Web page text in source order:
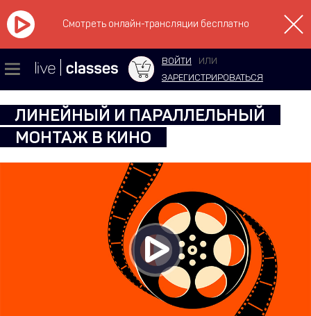
Смотреть онлайн-трансляции бесплатно
ВОЙТИ
ИЛИ
ЗАРЕГИСТРИРОВАТЬСЯ
ЛИНЕЙНЫЙ И ПАРАЛЛЕЛЬНЫЙ
МОНТАЖ В КИНО